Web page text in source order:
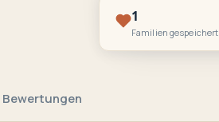
1
Familien gespeichert
Bewertungen